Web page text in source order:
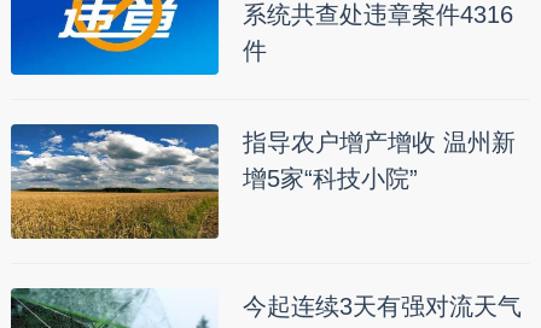
系统共查处违章案件4316
件
指导农户增产增收 温州新
增5家“科技小院”
今起连续3天有强对流天气